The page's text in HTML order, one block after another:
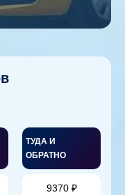
ТУДА И
ОБРАТНО
9370 ₽